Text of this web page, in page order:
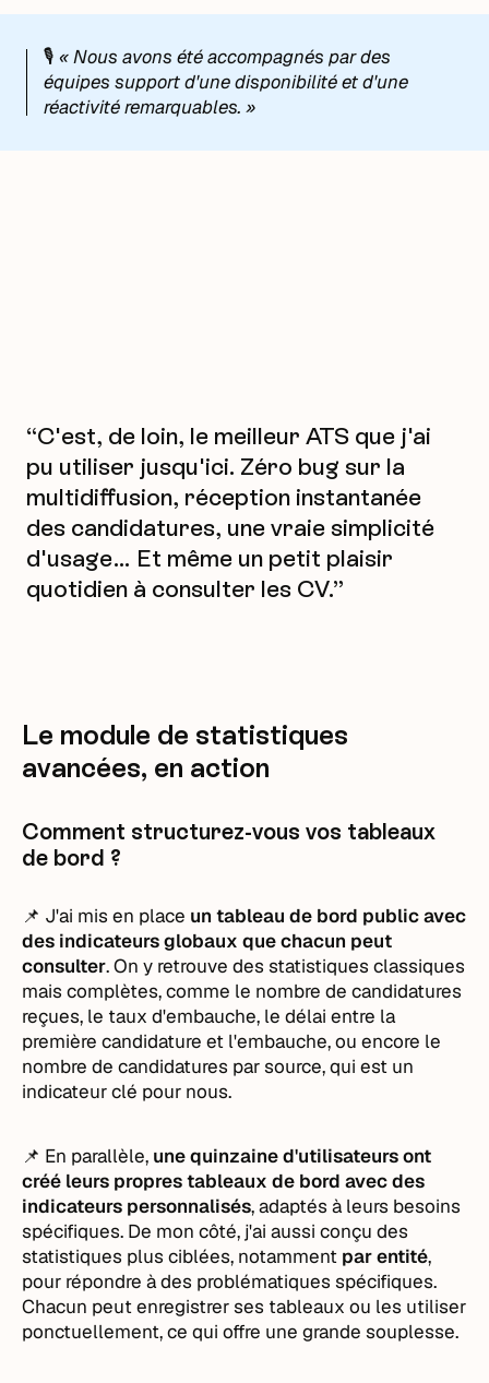
🎙️ « Nous avons été accompagnés par des
équipes support d'une disponibilité et d'une
réactivité remarquables. »
“C'est, de loin, le meilleur ATS que j'ai
pu utiliser jusqu'ici. Zéro bug sur la
multidiffusion, réception instantanée
des candidatures, une vraie simplicité
d'usage… Et même un petit plaisir
quotidien à consulter les CV.”
Le module de statistiques
avancées, en action
Comment structurez-vous vos tableaux
de bord ?
📌 J'ai mis en place un tableau de bord public avec
des indicateurs globaux que chacun peut
consulter. On y retrouve des statistiques classiques
mais complètes, comme le nombre de candidatures
reçues, le taux d'embauche, le délai entre la
première candidature et l'embauche, ou encore le
nombre de candidatures par source, qui est un
indicateur clé pour nous.
📌 En parallèle, une quinzaine d'utilisateurs ont
créé leurs propres tableaux de bord avec des
indicateurs personnalisés, adaptés à leurs besoins
spécifiques. De mon côté, j'ai aussi conçu des
statistiques plus ciblées, notamment par entité,
pour répondre à des problématiques spécifiques.
Chacun peut enregistrer ses tableaux ou les utiliser
ponctuellement, ce qui offre une grande souplesse.